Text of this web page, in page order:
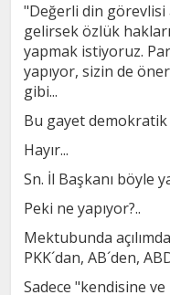
"Değerli din görevlisi
gelirsek özlük
yapmak istiyoruz.
yapıyor, sizin de
gibi...
Bu gayet demokratik
Hayır...
Sn. İl Başkanı böyle
Peki ne yapıyor?..
Mektubunda
PKK´dan, AB´den,
Sadece "kendisine